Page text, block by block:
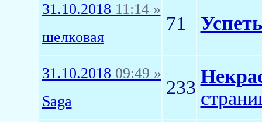
31.10.2018 11:14 »
шелковая
71
31.10.2018 09:49 »
Saga
233